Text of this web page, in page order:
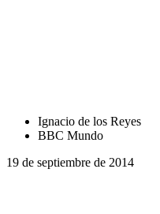
Ignacio de los Reyes
BBC Mundo
19 de septiembre de 2014